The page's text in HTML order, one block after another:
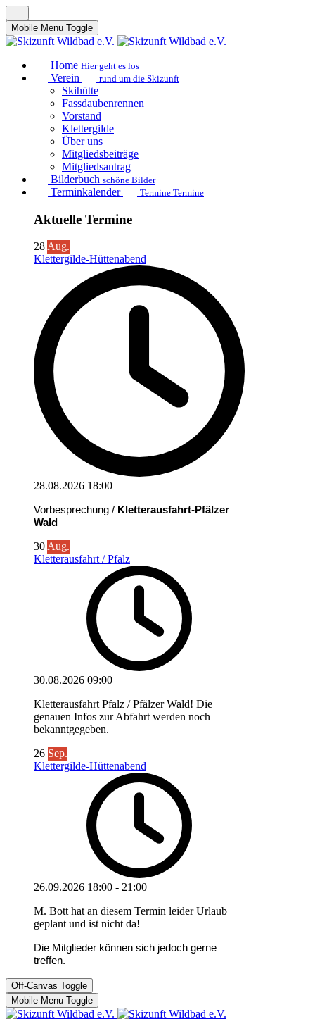
Mobile Menu Toggle
Home Hier geht es los
Verein rund um die Skizunft
Skihütte
Fassdaubenrennen
Vorstand
Klettergilde
Über uns
Mitgliedsbeiträge
Mitgliedsantrag
Bilderbuch schöne Bilder
Terminkalender Termine Termine
Aktuelle Termine
28Aug.
Klettergilde-Hüttenabend
28.08.2026 18:00
Vorbesprechung / Kletterausfahrt-Pfälzer
Wald
30Aug.
Kletterausfahrt / Pfalz
30.08.2026 09:00
Kletterausfahrt Pfalz / Pfälzer Wald! Die
genauen Infos zur Abfahrt werden noch
bekanntgegeben.
26 Sep.
Klettergilde-Hüttenabend
26.09.2026 18:00 - 21:00
M. Bott hat an diesem Termin leider Urlaub
geplant und ist nicht da!
Die Mitglieder können sich jedoch gerne
treffen.
Off-Canvas Toggle
Mobile Menu Toggle